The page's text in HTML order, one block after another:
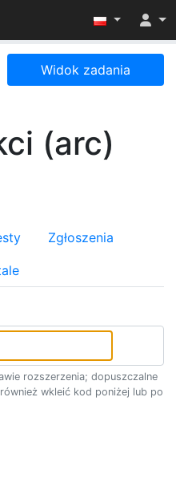
menu
Widok zadania
(arc)
Zgłoszenia
rozszerzenia; dopuszczalne
wkleić kod poniżej lub po